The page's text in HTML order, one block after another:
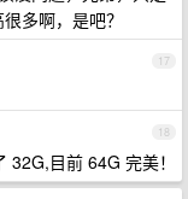
多啊，是吧？
17
18
目前 64G 完美！